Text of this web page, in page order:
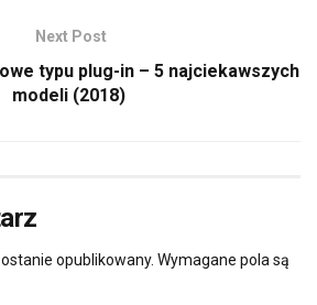
Next Post
typu plug-in – 5 najciekawszych
modeli (2018)
opublikowany. Wymagane pola są